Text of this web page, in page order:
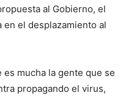
al Gobierno, el
el desplazamiento al
es mucha la gente que se
propagando el virus,